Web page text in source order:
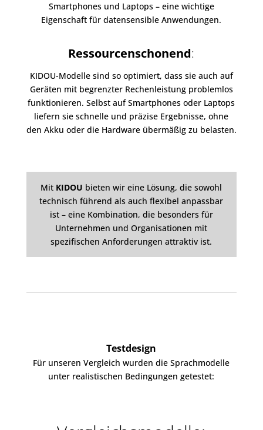
Smartphones und Laptops – eine wichtige
Eigenschaft für datensensible Anwendungen.
Ressourcenschonend:
KIDOU-Modelle sind so optimiert, dass sie auch auf
Geräten mit begrenzter Rechenleistung problemlos
funktionieren. Selbst auf Smartphones oder Laptops
liefern sie schnelle und präzise Ergebnisse, ohne
den Akku oder die Hardware übermäßig zu belasten.
Mit KIDOU bieten wir eine Lösung, die sowohl
technisch führend als auch flexibel anpassbar
ist– eine Kombination, die besonders für
Unternehmen und Organisationen mit
spezifischen Anforderungen attraktiv ist.
Testdesign
Für unseren Vergleich wurden die Sprachmodelle
unter realistischen Bedingungen getestet: